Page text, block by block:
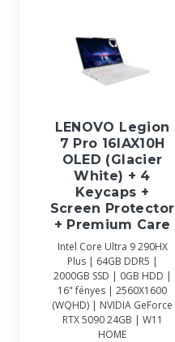
LENOVO Legion
7 Pro 16IAX10H
OLED (Glacier
White) + 4
Keycaps +
Screen Protector
+ Premium Care
Intel Core Ultra 9 290HX
Plus | 64GB DDR5 |
2000GB SSD | 0GB HDD |
16" fényes | 2560X1600
(WQHD) | NVIDIA GeForce
RTX 5090 24GB | W11
HOME